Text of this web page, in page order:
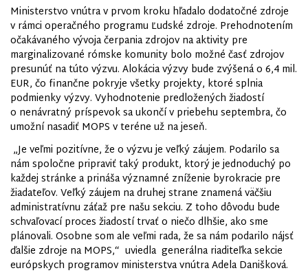
Ministerstvo vnútra v prvom kroku hľadalo dodatočné zdroje
v rámci operačného programu Ľudské zdroje. Prehodnotením
očakávaného vývoja čerpania zdrojov na aktivity pre
marginalizované rómske komunity bolo možné časť zdrojov
presunúť na túto výzvu. Alokácia výzvy bude zvýšená o 6,4 mil.
EUR, čo finančne pokryje všetky projekty, ktoré splnia
podmienky výzvy. Vyhodnotenie predložených žiadostí
o nenávratný príspevok sa ukončí v priebehu septembra, čo
umožní nasadiť MOPS v teréne už na jeseň.
„Je veľmi pozitívne, že o výzvu je veľký záujem. Podarilo sa
nám spoločne pripraviť taký produkt, ktorý je jednoduchý po
každej stránke a prináša významné zníženie byrokracie pre
žiadateľov. Veľký záujem na druhej strane znamená väčšiu
administratívnu záťaž pre našu sekciu. Z toho dôvodu bude
schvaľovací proces žiadostí trvať o niečo dlhšie, ako sme
plánovali. Osobne som ale veľmi rada, že sa nám podarilo nájsť
ďalšie zdroje na MOPS,“ uviedla generálna riaditeľka sekcie
európskych programov ministerstva vnútra Adela Danišková.